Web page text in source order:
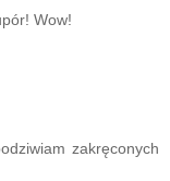
Wow!
zakręconych